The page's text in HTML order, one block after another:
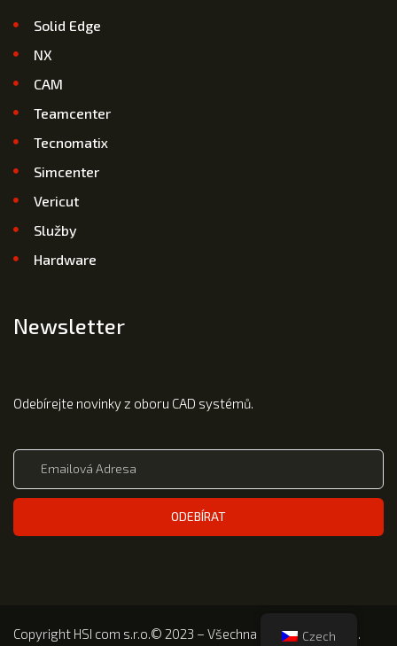
Solid Edge
NX
CAM
Teamcenter
Tecnomatix
Simcenter
Vericut
Služby
Hardware
Newsletter
Odebírejte novinky z oboru CAD systémů.
ODEBÍRAT
Copyright HSI com s.r.o.© 2023 – Všechna práva vyhrazena.
Czech